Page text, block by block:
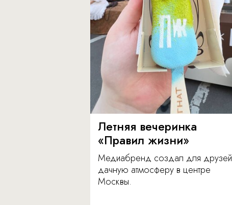
Летняя вечеринка
«Правил жизни»
Медиабренд создал для друзей
дачную атмосферу в центре
Москвы.